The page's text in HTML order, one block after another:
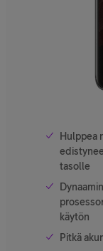
Hulppea
tasolle
käytön
Pitkä